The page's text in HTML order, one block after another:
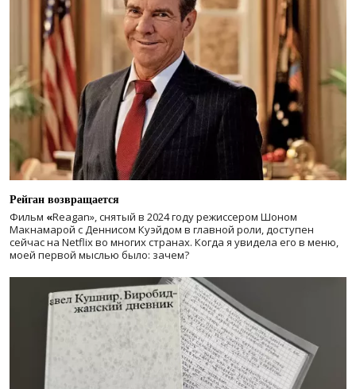
Рейган возвращается
Фильм «Reagan», снятый в 2024 годурежиссером Шоном
Макнамарой с Деннисом Куэйдом в главной роли, доступен
сейчас на Netflix во многих странах. Когда я увидела его в меню,
моей первой мыслью было: зачем?